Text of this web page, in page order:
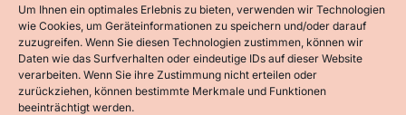
Um Ihnen ein optimales Erlebnis zu bieten, verwenden wir Technologien
wie Cookies, um Geräteinformationen zu speichern und/oder darauf
zuzugreifen. Wenn Sie diesen Technologien zustimmen, können wir
Daten wie das Surfverhalten oder eindeutige IDs auf dieser Website
verarbeiten. Wenn Sie ihre Zustimmung nicht erteilen oder
zurückziehen, können bestimmte Merkmale und Funktionen
beeinträchtigt werden.